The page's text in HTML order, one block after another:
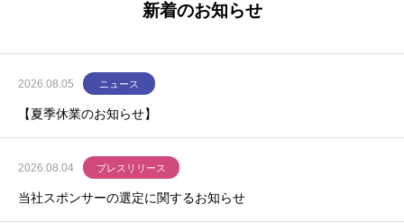
新着のお知らせ
2026.08.05 ニュース
【夏季休業のお知らせ】
2026.08.04 プレスリリース
当社スポンサーの選定に関するお知らせ